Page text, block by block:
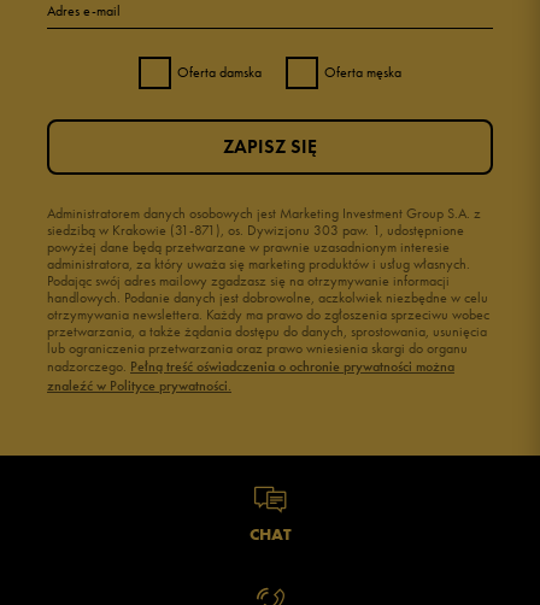
Adres e-mail
Oferta damska Oferta męska
Administratorem danych osobowych jest Marketing Investment Group S.A. z
siedzibą w Krakowie (31-871), os. Dywizjonu 303 paw. 1, udostępnione
powyżej dane będą przetwarzane w prawnie uzasadnionym interesie
administratora, za który uważa się marketing produktów i usług własnych.
Podając swój adres mailowy zgadzasz się na otrzymywanie informacji
handlowych. Podanie danych jest dobrowolne, aczkolwiek niezbędne w celu
otrzymywania newslettera. Każdy ma prawo do zgłoszenia sprzeciwu wobec
przetwarzania, a także żądania dostępu do danych, sprostowania, usunięcia
lub ograniczenia przetwarzania oraz prawo wniesienia skargi do organu
nadzorczego. Pełną treść oświadczenia o ochronie prywatności można
znaleźć w Polityce prywatności.
ZAPISZ SIĘ
CHAT